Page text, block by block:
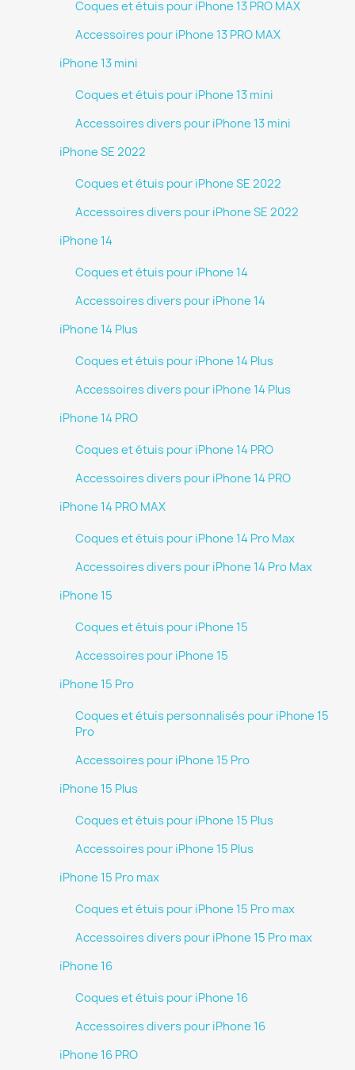
Coques et étuis pour iPhone 13 PRO MAX
Accessoires pour iPhone 13 PRO MAX
iPhone 13 mini
Coques et étuis pour iPhone 13 mini
Accessoires divers pour iPhone 13 mini
iPhone SE 2022
Coques et étuis pour iPhone SE 2022
Accessoires divers pour iPhone SE 2022
iPhone 14
Coques et étuis pour iPhone 14
Accessoires divers pour iPhone 14
iPhone 14 Plus
Coques et étuis pour iPhone 14 Plus
Accessoires divers pour iPhone 14 Plus
iPhone 14 PRO
Coques et étuis pour iPhone 14 PRO
Accessoires divers pour iPhone 14 PRO
iPhone 14 PRO MAX
Coques et étuis pour iPhone 14 Pro Max
Accessoires divers pour iPhone 14 Pro Max
iPhone 15
Coques et étuis pour iPhone 15
Accessoires pour iPhone 15
iPhone 15 Pro
Coques et étuis personnalisés pour iPhone 15
Pro
Accessoires pour iPhone 15 Pro
iPhone 15 Plus
Coques et étuis pour iPhone 15 Plus
Accessoires pour iPhone 15 Plus
iPhone 15 Pro max
Coques et étuis pour iPhone 15 Pro max
Accessoires divers pour iPhone 15 Pro max
iPhone 16
Coques et étuis pour iPhone 16
Accessoires divers pour iPhone 16
iPhone 16 PRO